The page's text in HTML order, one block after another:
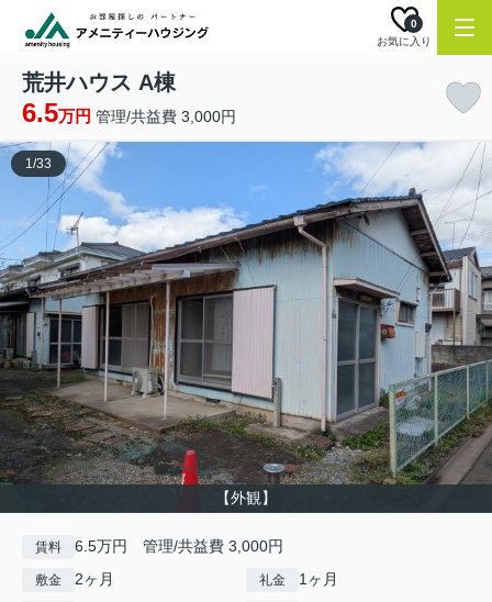
お気に入り
0
荒井ハウス A棟
6.5万円 管理/共益費 3,000円
【外観】
1/33
賃料 6.5万円 管理/共益費 3,000円
敷金 2ヶ月 礼金 1ヶ月